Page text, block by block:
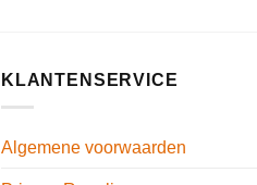
KLANTENSERVICE
Algemene voorwaarden